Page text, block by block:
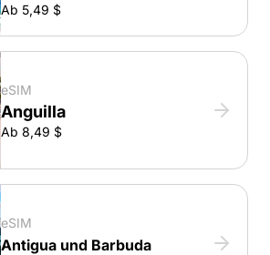
Ab 5,49 $
eSIM
Anguilla
Ab 8,49 $
eSIM
Antigua und Barbuda